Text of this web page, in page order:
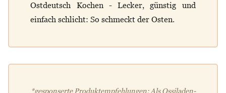
Ostdeutsch Kochen - Lecker, günstig und
einfach schlicht: So schmeckt der Osten.
*gesponserte Produktempfehlungen: Als Ossiladen-